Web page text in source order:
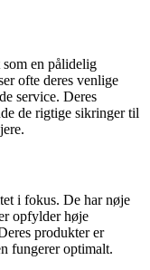
en pålidelig
ofte deres venlige
service. Deres
de rigtige sikringer til
i fokus. De har nøje
opfylder høje
produkter er
fungerer optimalt.